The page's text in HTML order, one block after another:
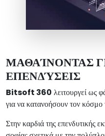
ΜΑΘΑΊΝΟΝΤΑΣ
ΕΠΕΝΔΎΣΕΙΣ
Bitsoft 360 λειτουργεί ως
για να κατανοήσουν τον
Στην καρδιά της επενδυτικής